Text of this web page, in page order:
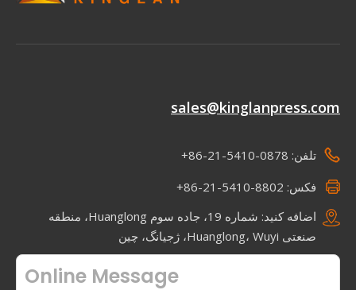
sales@kinglanpress.com
تلفن: 0878-5410-21-86+
فکس: 8802-5410-21-86+
اضافه کنید: شماره 19، جاده سوم Huanglong، منطقه
صنعتی Huanglong، Wuyi، ژجیانگ، چین
Online Message